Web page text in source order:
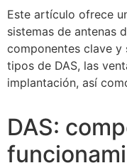
Este artículo ofrece
sistemas de antenas
componentes clave
tipos de DAS, las
implantación, así
DAS: